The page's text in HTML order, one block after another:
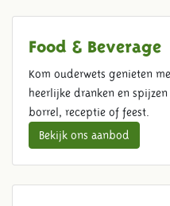
Food & Beverage
Kom ouderwets genieten
heerlijke dranken en
borrel, receptie of feest.
Bekijk ons aanbod